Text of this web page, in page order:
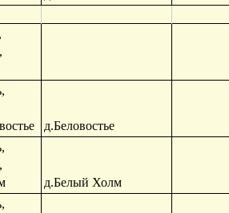
д.Беловостье
д.Белый Холм